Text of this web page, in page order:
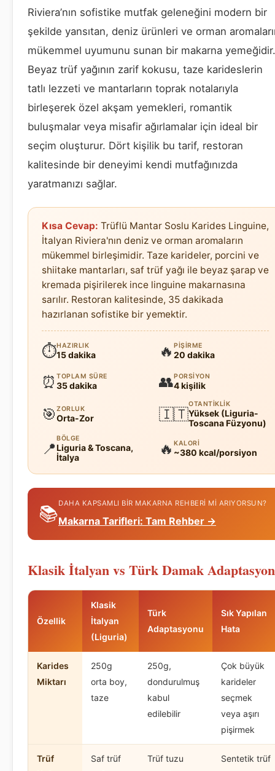
Riviera’nın sofistike mutfak geleneğini modern bir
şekilde yansıtan, deniz ürünleri ve orman
mükemmel uyumunu sunan bir makarna yemeğidir.
Beyaz trüf yağının zarif kokusu, taze karideslerin
tatlı lezzeti ve mantarların toprak notalarıyla
birleşerek özel akşam yemekleri, romantik
buluşmalar veya misafir ağırlamalar için ideal bir
seçim oluşturur. Dört kişilik bu tarif, restoran
kalitesinde bir deneyimi kendi mutfağınızda
yaratmanızı sağlar.
Kısa Cevap: Trüflü Mantar Soslu Karides Linguine,
İtalyan Riviera'nın deniz ve orman aromaların
mükemmel birleşimidir. Taze karideler, porcini ve
shiitake mantarları, saf trüf yağı ile beyaz şarap ve
kremada pişirilerek ince linguine makarnasına
sarılır. Restoran kalitesinde, 35 dakikada
hazırlanan sofistike bir yemektir.
⏱HAZIRLIK
15 dakika 🔥 PIŞIRME
20 dakika
⏰ TOPLAM SÜRE
35 dakika 👥PORSIYON
4 kişilik
🎯 ZORLUK
Orta-Zor 🇮🇹
OTANTIKLIK
Yüksek (Liguria-
Toscana Füzyonu)
📍
BÖLGE
Liguria & Toscana,
İtalya
🔥 KALORI
~380 kcal/porsiyon
📚DAHA KAPSAMLI BIR MAKARNA REHBERI MI ARIYORSUN?
Makarna Tarifleri: Tam Rehber →
Klasik İtalyan vs Türk Damak
Özellik
Klasik
İtalyan
(Liguria)
Türk
Adaptasyonu
Sık Yapılan
Hata
Karides
Miktarı
250g
orta boy,
taze
250g,
dondurulmuş
kabul
edilebilir
Çok büyük
karideler
seçmek
veya aşırı
pişirmek
Trüf
Saf trüf
Trüf tuzu
Sentetik trüf